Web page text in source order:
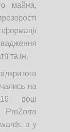
майна,
та ін.
на
році
ProZorro
а у